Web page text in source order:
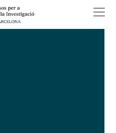
Vés al contingut